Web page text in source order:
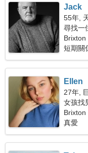
Jack
55年,
尋找一
Brixton
短期關
Ellen
27年,
女孩找
Brixton
真愛